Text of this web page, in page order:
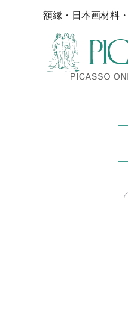
額縁・日本画材料